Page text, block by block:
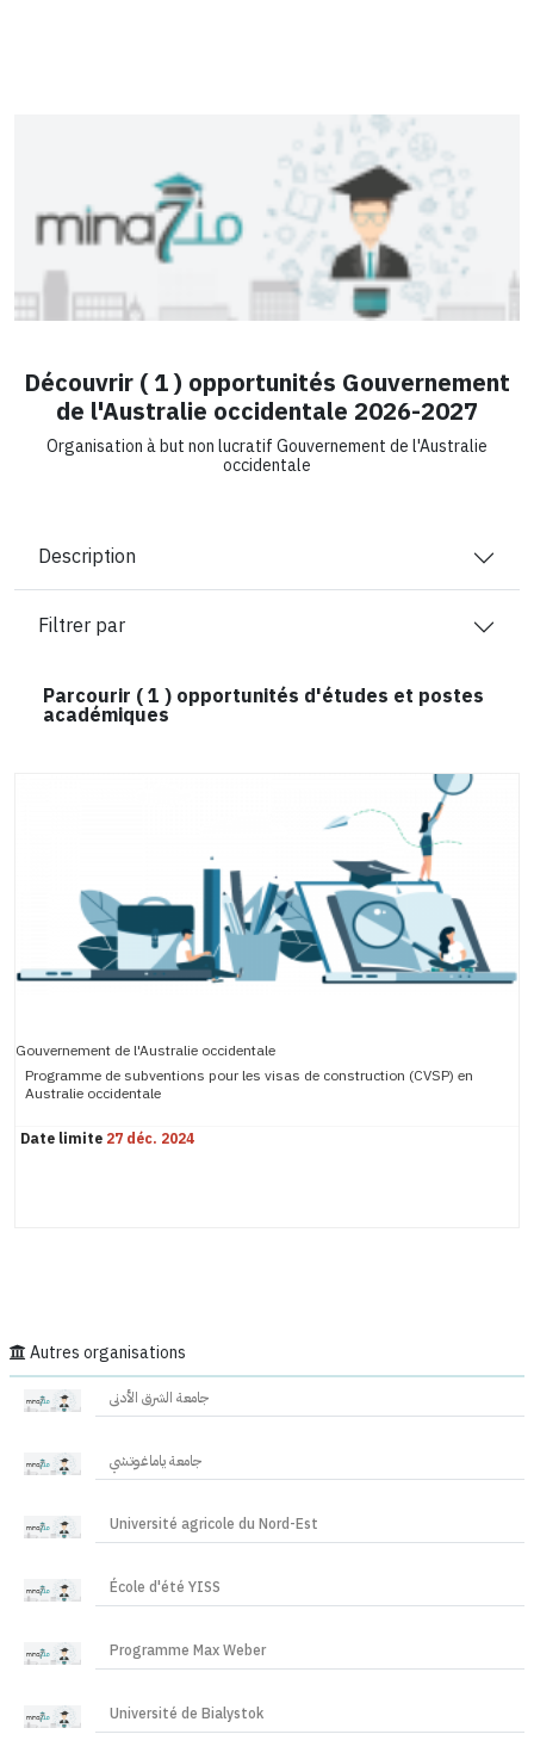
Découvrir ( 1 ) opportunités Gouvernement
de l'Australie occidentale 2026-2027
Organisation à but non lucratif Gouvernement de l'Australie
occidentale
Description
Filtrer par
Parcourir (1 ) opportunités d'études et postes
académiques
Gouvernement de l'Australie occidentale
Programme de subventions pour les visas de construction (CVSP) en
Australie occidentale
Date limite 27 déc. 2024
Autres organisations
جامعة الشرق الأدنى
جامعة ياماغوتشي
Université agricole du Nord-Est
École d'été YISS
Programme Max Weber
Université de Bialystok